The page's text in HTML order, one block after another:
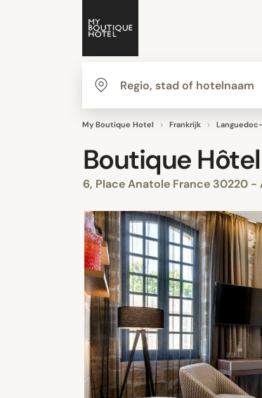
My Boutique Hotel Frankrijk
Boutique
6, Place Anatole France 30220